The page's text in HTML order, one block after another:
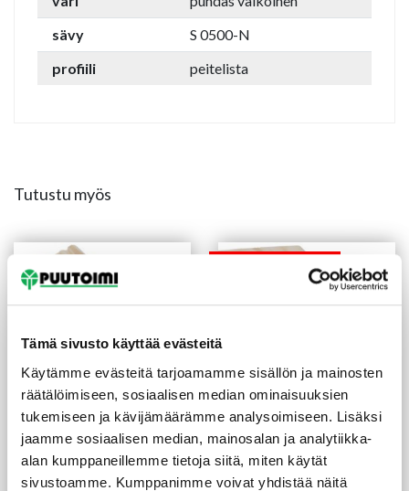
Tämä sivusto käyttää evästeitä
Käytämme evästeitä tarjoamamme sisällön ja mainosten
räätälöimiseen, sosiaalisen median ominaisuuksien
tukemiseen ja kävijämäärämme analysoimiseen. Lisäksi
jaamme sosiaalisen median, mainosalan ja analytiikka-
alan kumppaneillemme tietoja siitä, miten käytät
sivustoamme. Kumppanimme voivat yhdistää näitä
sävy
S 0500-N
profiili
peitelista
Tutustu myös
Reunalista
koriste 21X42/13X3600
mm mänty
Peitelista 12X58X3300
mm mänty